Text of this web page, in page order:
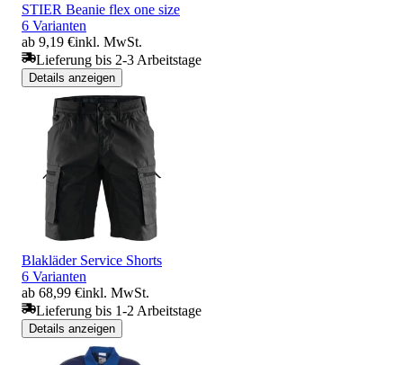
STIER Beanie flex one size
6 Varianten
ab 9,19 €inkl. MwSt.
Lieferung bis 2-3 Arbeitstage
Details anzeigen
Blakläder Service Shorts
6 Varianten
ab 68,99 €inkl. MwSt.
Lieferung bis 1-2 Arbeitstage
Details anzeigen